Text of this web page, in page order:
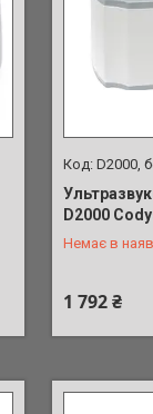
D2000,
D2000
Немає в
1 792 ₴